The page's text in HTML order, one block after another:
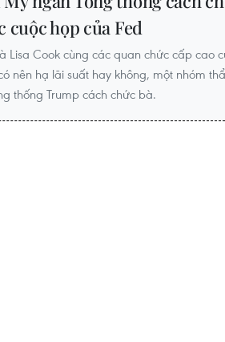
cuộc họp của Fed
Lisa Cook cùng các quan chức cấp cao
nên hạ lãi suất hay không, một nhóm
thống Trump cách chức bà.